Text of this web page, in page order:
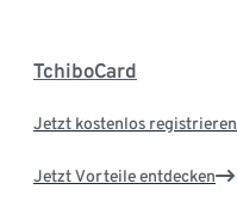
TchiboCard
Jetzt kostenlos registrieren
Jetzt Vorteile entdecken